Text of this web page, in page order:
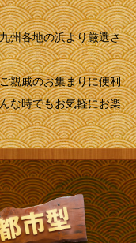
州各地の浜より厳選さ
親戚のお集まりに便利
な時でもお気軽にお楽